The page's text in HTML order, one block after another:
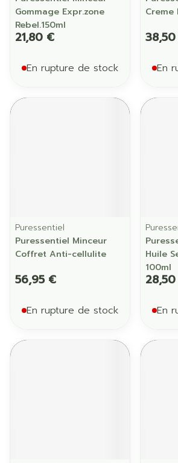
Gommage Expr.zone
Rebel.150ml
21,80 €
En rupture de stock
Creme
En
Puressentiel
Puressentiel Minceur
Coffret Anti-cellulite
56,95 €
En rupture de stock
Huile
100ml
En